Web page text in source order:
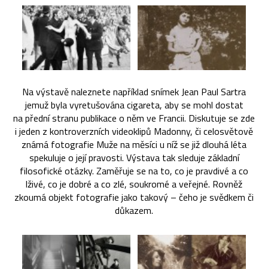
Na výstavě naleznete například snímek Jean Paul Sartra
jemuž byla vyretušována cigareta, aby se mohl dostat
na přední stranu publikace o něm ve Francii. Diskutuje se zde
i jeden z kontroverzních videoklipů Madonny, či celosvětově
známá fotografie Muže na měsíci u níž se již dlouhá léta
spekuluje o její pravosti. Výstava tak sleduje základní
filosofické otázky. Zaměřuje se na to, co je pravdivé a co
lživé, co je dobré a co zlé, soukromé a veřejné. Rovněž
zkoumá objekt fotografie jako takový – čeho je svědkem či
důkazem.